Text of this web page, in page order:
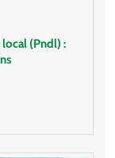
(Pndl) :